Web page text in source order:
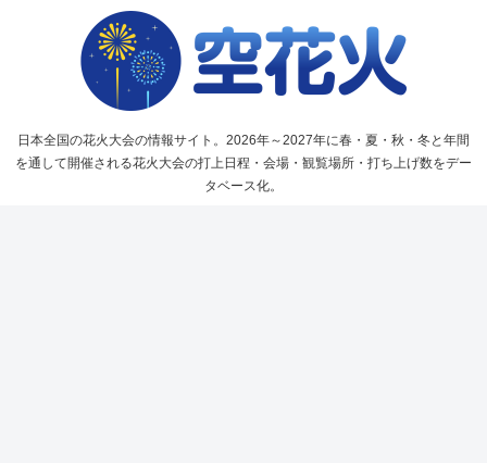
日本全国の花火大会の情報サイト。2026年～2027年に春・夏・秋・冬と年間
を通して開催される花火大会の打上日程・会場・観覧場所・打ち上げ数をデー
タベース化。